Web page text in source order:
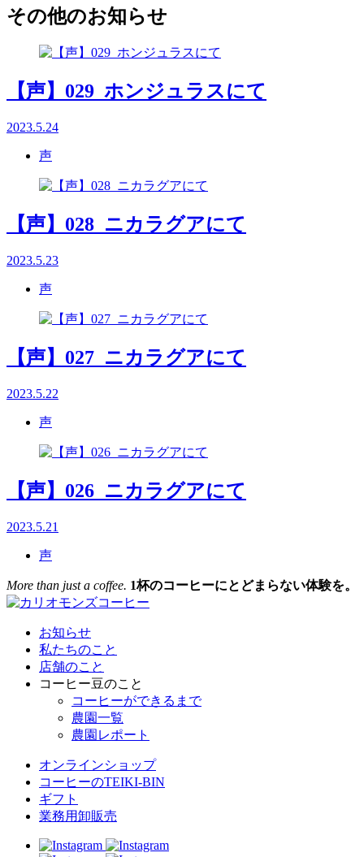
その他のお知らせ
【声】029_ホンジュラスにて
2023.5.24
声
【声】028_ニカラグアにて
2023.5.23
声
【声】027_ニカラグアにて
2023.5.22
声
【声】026_ニカラグアにて
2023.5.21
声
More than just a coffee. 1杯のコーヒーにとどまらない体験を。
お知らせ
私たちのこと
店舗のこと
コーヒー豆のこと
コーヒーができるまで
農園一覧
農園レポート
オンラインショップ
コーヒーのTEIKI-BIN
ギフト
業務用卸販売